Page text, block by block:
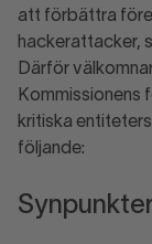
att förbättra
hackerattacker,
Därför
Kommissionens
kritiska
följande: